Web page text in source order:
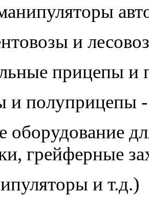
и
прицепы
и полуприцепы
оборудование
грейферные
и т.д.)